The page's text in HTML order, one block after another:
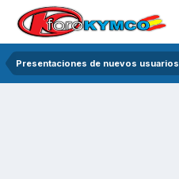
Presentaciones de nuevos usuarios